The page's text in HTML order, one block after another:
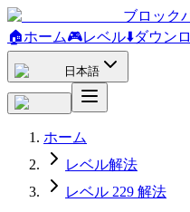
ブロック
🏠ホーム🎮レベル⬇️ダウン
日本語
ホーム
レベル解法
レベル 229 解法